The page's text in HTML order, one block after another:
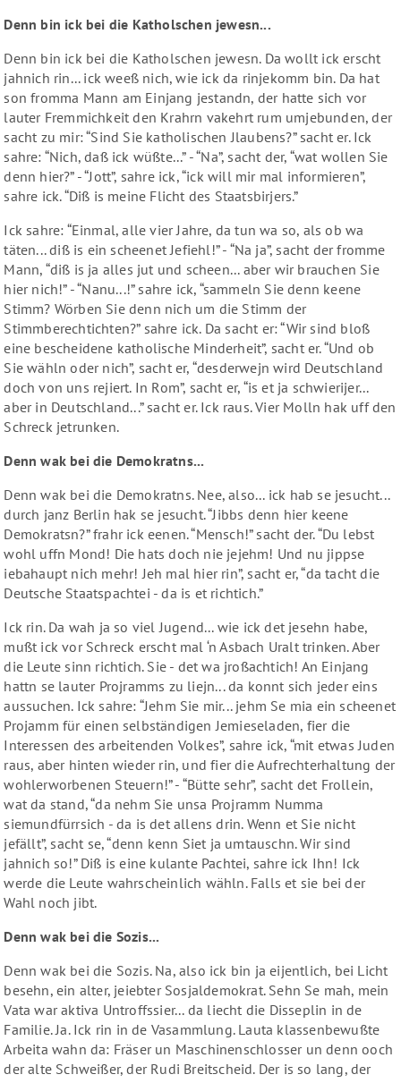
Denn bin ick bei die Katholschen jewesn...
Denn bin ick bei die Katholschen jewesn. Da wollt ick erscht
jahnich rin... ick weeß nich, wie ick da rinjekomm bin. Da hat
son fromma Mann am Einjang jestandn, der hatte sich vor
lauter Fremmichkeit den Krahrn vakehrt rum umjebunden, der
sacht zu mir: “Sind Sie katholischen Jlaubens?” sacht er. Ick
sahre: “Nich, daß ick wüßte...” - “Na”, sacht der, “wat wollen Sie
denn hier?” - “Jott”, sahre ick, “ick will mir mal informieren”,
sahre ick. “Diß is meine Flicht des Staatsbirjers.”
Ick sahre: “Einmal, alle vier Jahre, da tun wa so, als ob wa
täten... diß is ein scheenet Jefiehl!” - “Na ja”, sacht der fromme
Mann, “diß is ja alles jut und scheen... aber wir brauchen Sie
hier nich!” - “Nanu...!” sahre ick, “sammeln Sie denn keene
Stimm? Wörben Sie denn nich um die Stimm der
Stimmberechtichten?” sahre ick. Da sacht er: “Wir sind bloß
eine bescheidene katholische Minderheit”, sacht er. “Und ob
Sie wähln oder nich”, sacht er, “desderwejn wird Deutschland
doch von uns rejiert. In Rom”, sacht er, “is et ja schwierijer...
aber in Deutschland...” sacht er. Ick raus. Vier Molln hak uff den
Schreck jetrunken.
Denn wak bei die Demokratns...
Denn wak bei die Demokratns. Nee, also... ick hab se jesucht...
durch janz Berlin hak se jesucht. “Jibbs denn hier keene
Demokratsn?” frahr ick eenen. “Mensch!” sacht der. “Du lebst
wohl uffn Mond! Die hats doch nie jejehm! Und nu jippse
iebahaupt nich mehr! Jeh mal hier rin”, sacht er, “da tacht die
Deutsche Staatspachtei - da is et richtich.”
Ick rin. Da wah ja so viel Jugend... wie ick det jesehn habe,
mußt ick vor Schreck erscht mal ‘n Asbach Uralt trinken. Aber
die Leute sinn richtich. Sie - det wa jroßachtich! An Einjang
hattn se lauter Projramms zu liejn... da konnt sich jeder eins
aussuchen. Ick sahre: “Jehm Sie mir... jehm Se mia ein scheenet
Projamm für einen selbständigen Jemieseladen, fier die
Interessen des arbeitenden Volkes”, sahre ick, “mit etwas Juden
raus, aber hinten wieder rin, und fier die Aufrechterhaltung der
wohlerworbenen Steuern!” - “Bütte sehr”, sacht det Frollein,
wat da stand, “da nehm Sie unsa Projramm Numma
siemundfürrsich - da is det allens drin. Wenn et Sie nicht
jefällt”, sacht se, “denn kenn Siet ja umtauschn. Wir sind
jahnich so!” Diß is eine kulante Pachtei, sahre ick Ihn! Ick
werde die Leute wahrscheinlich wähln. Falls et sie bei der
Wahl noch jibt.
Denn wak bei die Sozis...
Denn wak bei die Sozis. Na, also ick bin ja eijentlich, bei Licht
besehn, ein alter, jeiebter Sosjaldemokrat. Sehn Se mah, mein
Vata war aktiva Untroffssier... da liecht die Disseplin in de
Familie. Ja. Ick rin in de Vasammlung. Lauta klassenbewußte
Arbeita wahn da: Fräser un Maschinenschlosser un denn ooch
der alte Schweißer, der Rudi Breitscheid. Der is so lang, der